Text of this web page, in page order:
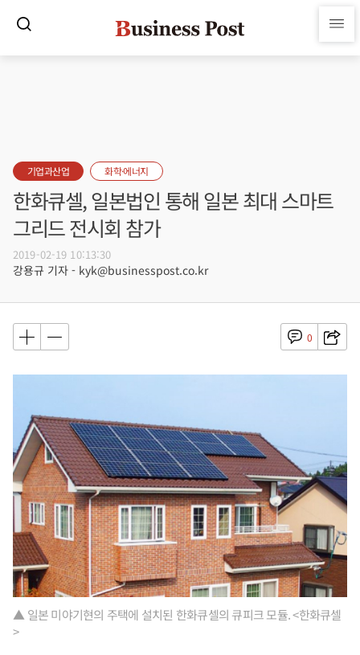
기업과산업 화학·에너지
한화큐셀, 일본법인 통해 일본 최대 스마트
그리드 전시회 참가
2019-02-19 10:13:30
강용규 기자 - kyk@businesspost.co.kr
0
▲ 일본 미야기현의 주택에 설치된 한화큐셀의 큐피크 모듈. <한화큐셀
>